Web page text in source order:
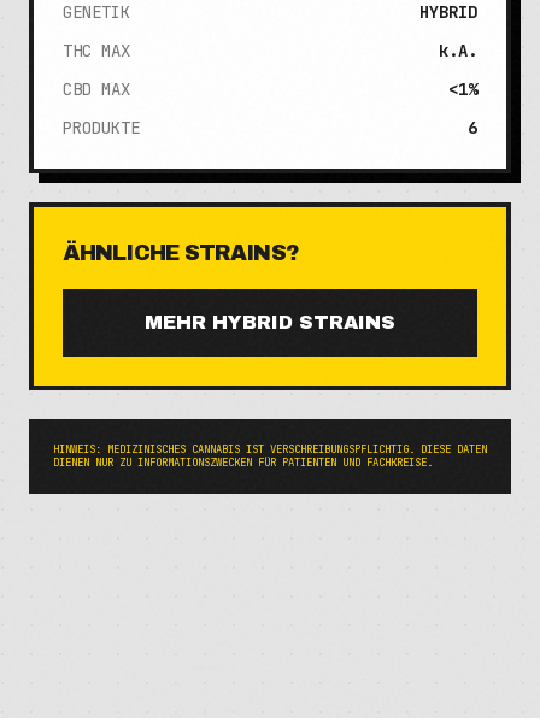
GENETIK
HYBRID
THC MAX
k.A.
CBD MAX
<1%
PRODUKTE
6
ÄHNLICHE STRAINS?
MEHR HYBRID STRAINS
HINWEIS: MEDIZINISCHES CANNABIS IST VERSCHREIBUNGSPFLICHTIG. DIESE DATEN
DIENEN NUR ZU INFORMATIONSZWECKEN FÜR PATIENTEN UND FACHKREISE.